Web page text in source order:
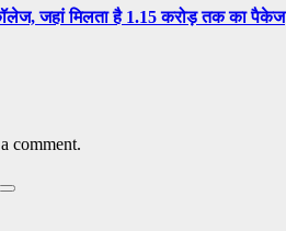
जहां मिलता है 1.15 करोड़ तक का पैकेज
comment.